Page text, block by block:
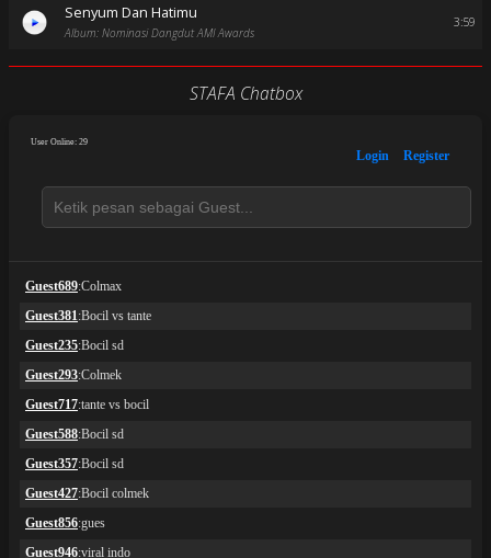
Senyum Dan Hatimu
Album: Nominasi Dangdut AMI Awards
3:59
STAFA Chatbox